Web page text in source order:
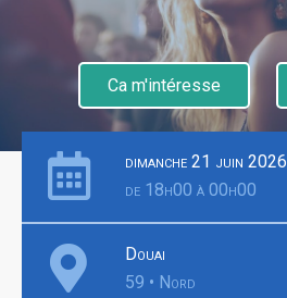
Ca m'intéresse
dimanche 21 juin 2026
de 18h00 à 00h00
Douai
59 • Nord